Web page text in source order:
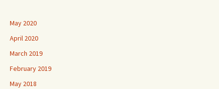
May 2020
April 2020
March 2019
February 2019
May 2018